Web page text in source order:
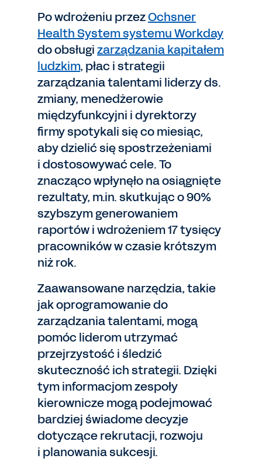
Po wdrożeniu przezOchsner
Health System systemu Workday
do obsługizarządzania kapitałem
ludzkim, płac i strategii
zarządzania talentami liderzy ds.
zmiany, menedżerowie
międzyfunkcyjni i dyrektorzy
firmy spotykali się co miesiąc,
aby dzielić się spostrzeżeniami
i dostosowywać cele. To
znacząco wpłynęło na osiągnięte
rezultaty, m.in. skutkując o 90%
szybszym generowaniem
raportów i wdrożeniem 17 tysięcy
pracowników w czasie krótszym
niż rok.
Zaawansowane narzędzia, takie
jak oprogramowanie do
zarządzania talentami, mogą
pomóc liderom utrzymać
przejrzystość i śledzić
skuteczność ich strategii. Dzięki
tym informacjom zespoły
kierownicze mogą podejmować
bardziej świadome decyzje
dotyczące rekrutacji, rozwoju
i planowania sukcesji.